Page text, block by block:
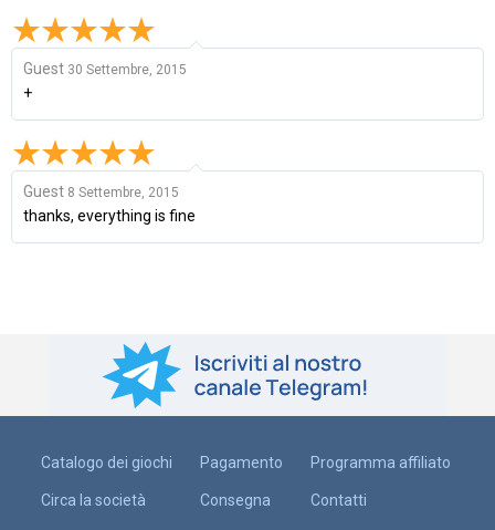
Guest 30 Settembre, 2015
+
Guest 8 Settembre, 2015
thanks, everything is fine
Catalogo dei giochi
Circa la società
Pagamento
Consegna
Programma affiliato
Contatti